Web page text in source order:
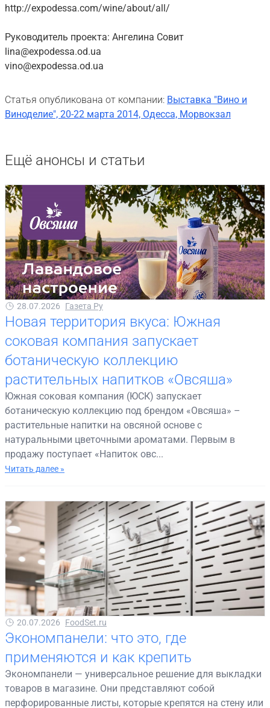
http://expodessa.com/wine/about/all/
Руководитель проекта: Ангелина Совит
lina@expodessa.od.ua
vino@expodessa.od.ua
Статья опубликована от компании: Выставка "Вино и
Виноделие", 20-22 марта 2014, Одесса, Морвокзал
Ещё анонсы и статьи
28.07.2026 Газета Ру
Новая территория вкуса: Южная
соковая компания запускает
ботаническую коллекцию
растительных напитков «Овсяша»
Южная соковая компания (ЮСК) запускает
ботаническую коллекцию под брендом «Овсяша» –
растительные напитки на овсяной основе с
натуральными цветочными ароматами. Первым в
продажу поступает «Напиток овс...
Читать далее »
20.07.2026 FoodSet.ru
Экономпанели: что это, где
применяются и как крепить
Экономпанели — универсальное решение для выкладки
товаров в магазине. Они представляют собой
перфорированные листы, которые крепятся на стену или